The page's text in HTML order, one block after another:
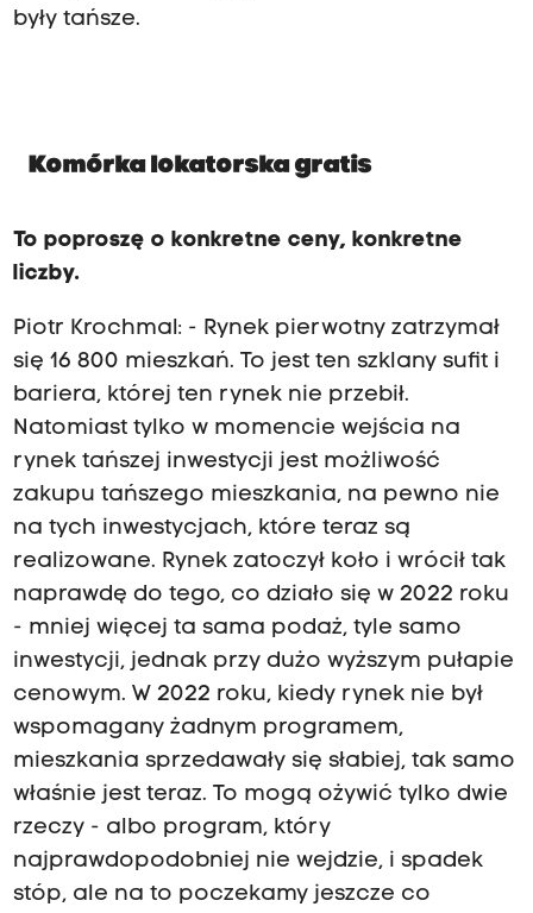
były tańsze.
Komórka lokatorska gratis
To poproszę o konkretne ceny, konkretne
liczby.
Piotr Krochmal: - Rynek pierwotny zatrzymał
się 16 800 mieszkań. To jest ten szklany sufit i
bariera, której ten rynek nie przebił.
Natomiast tylko w momencie wejścia na
rynek tańszej inwestycji jest możliwość
zakupu tańszego mieszkania, na pewno nie
na tych inwestycjach, które teraz są
realizowane. Rynek zatoczył koło i wrócił tak
naprawdę do tego, co działo się w 2022 roku
- mniej więcej ta sama podaż, tyle samo
inwestycji, jednak przy dużo wyższym pułapie
cenowym. W 2022 roku, kiedy rynek nie był
wspomagany żadnym programem,
mieszkania sprzedawały się słabiej, tak samo
właśnie jest teraz. To mogą ożywić tylko dwie
rzeczy - albo program, który
najprawdopodobniej nie wejdzie, i spadek
stóp, ale na to poczekamy jeszcze co